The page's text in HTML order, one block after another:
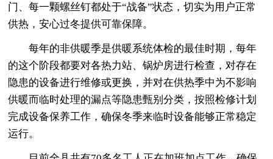
门、每一颗螺丝钉都处于“战备”状态，切实为用户正常
供热，安心过冬提供可靠保障。
每年的非供暖季是供暖系统体检的最佳时期，每年
的这个阶段都要对各热力站、锅炉房进行检查，对存在
隐患的设备进行维修或更换，并对在供热季中为不影响
供暖而临时处理的漏点等隐患甄别分类，按照检修计划
完成设备保养工作，确保冬季来临时设备能够正常稳定
运行。